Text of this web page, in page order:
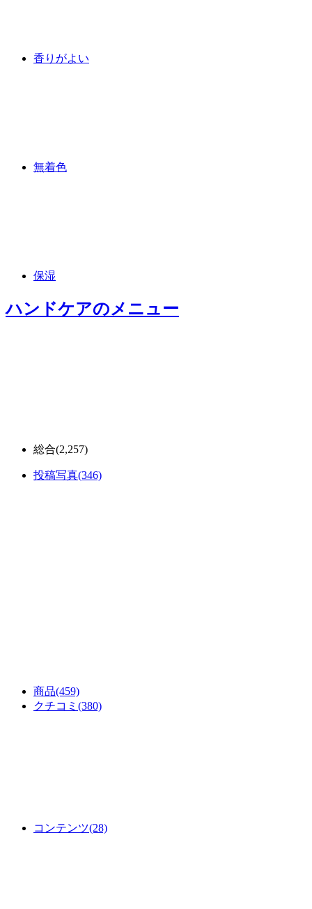
香りがよい
無着色
保湿
ハンドケアのメニュー
総合(2,257)
投稿写真(346)
商品(459)
クチコミ (380)
コンテンツ(28)